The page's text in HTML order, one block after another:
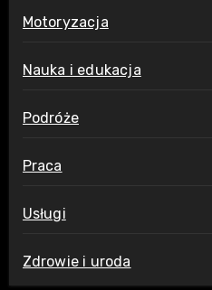
Motoryzacja
Nauka i edukacja
Podróże
Praca
Usługi
Zdrowie i uroda